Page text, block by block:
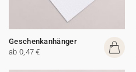
Geschenkanhänger
ab 0,47 €